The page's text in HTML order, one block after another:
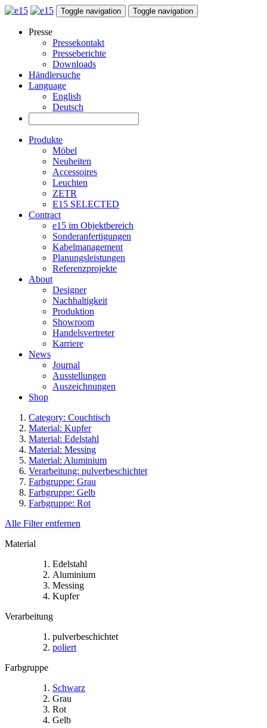
Toggle navigation Toggle navigation
Presse
Pressekontakt
Presseberichte
Downloads
Händlersuche
Language
English
Deutsch
Produkte
Möbel
Neuheiten
Accessoires
Leuchten
ZETR
E15 SELECTED
Contract
e15 im Objektbereich
Sonderanfertigungen
Kabelmanagement
Planungsleistungen
Referenzprojekte
About
Designer
Nachhaltigkeit
Produktion
Showroom
Handelsvertreter
Karriere
News
Journal
Ausstellungen
Auszeichnungen
Shop
Category: Couchtisch
Material: Kupfer
Material: Edelstahl
Material: Messing
Material: Aluminium
Verarbeitung: pulverbeschichtet
Farbgruppe: Grau
Farbgruppe: Gelb
Farbgruppe: Rot
Alle Filter entfernen
Material
Edelstahl
Aluminium
Messing
Kupfer
Verarbeitung
pulverbeschichtet
poliert
Farbgruppe
Schwarz
Grau
Rot
Gelb